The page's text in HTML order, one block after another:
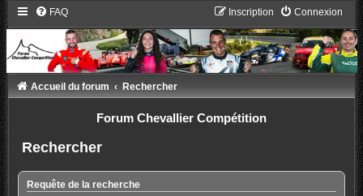
FAQ Connexion
Inscription
Accueil du forum Rechercher
Forum Chevallier Compétition
Rechercher
Requête de la recherche